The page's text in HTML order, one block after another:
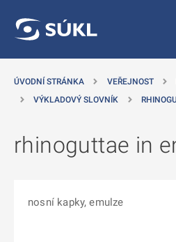
ÚVODNÍ STRÁNKA VEŘEJNOST
VÝKLADOVÝ SLOVNÍK
rhinoguttae in
nosní kapky, emulze